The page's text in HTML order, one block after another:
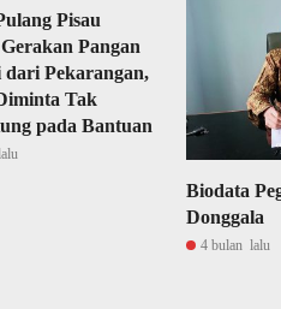
Pisau
Pangan
Pekarangan,
Tak
pada Bantuan
Biodata
Donggala
4 bulan lalu